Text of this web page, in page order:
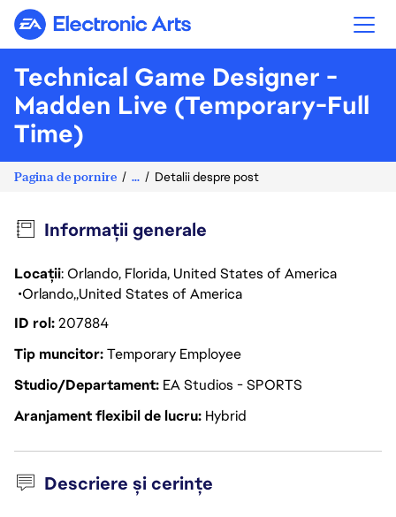
Electronic Arts
Technical Game Designer -
Madden Live (Temporary-Full
Time)
Pagina de pornire ... Detalii despre post
Informații generale
Locații: Orlando, Florida, United States of America
Orlando United States of America
ID rol207884
Tip muncitorTemporary Employee
Studio/Departament EA Studios - SPORTS
Aranjament flexibil de lucru Hybrid
Descriere și cerințe